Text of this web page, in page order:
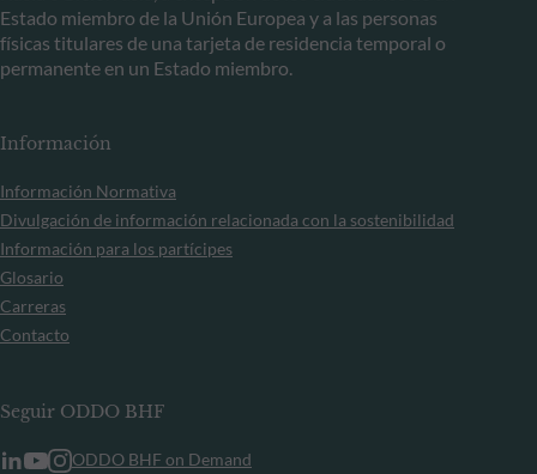
Estado miembro de la Unión Europea y a las personas
físicas titulares de una tarjeta de residencia temporal o
permanente en un Estado miembro.
Información
Información Normativa
Divulgación de información relacionada con la sostenibilidad
Información para los partícipes
Glosario
Carreras
Contacto
Seguir ODDO BHF
ODDO BHF on Demand